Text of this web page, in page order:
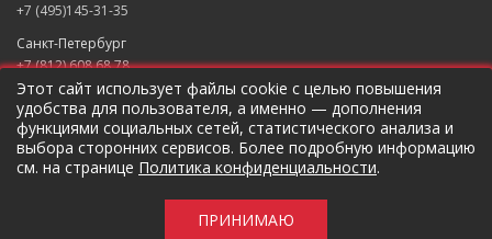
+7 (495)145-31-35
Санкт-Петербург
+7 (812) 608 68 78
Екатеринбург
+7 (343) 235 49 31
Краснодар
+7 (861) 205 79 37
Этот сайт использует файлы cookie с целью повышения
удобства для пользователя, а именно — дополнения
функциями социальных сетей, статистического анализа и
выбора сторонних сервисов. Более подробную информацию
см. на странице Политика конфиденциальности.
ПРИНИМАЮ